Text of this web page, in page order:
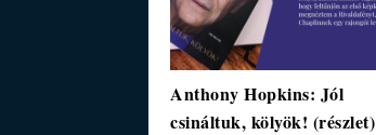
Anthony Hopkins: Jól
csináltuk, kölyök! (részlet)